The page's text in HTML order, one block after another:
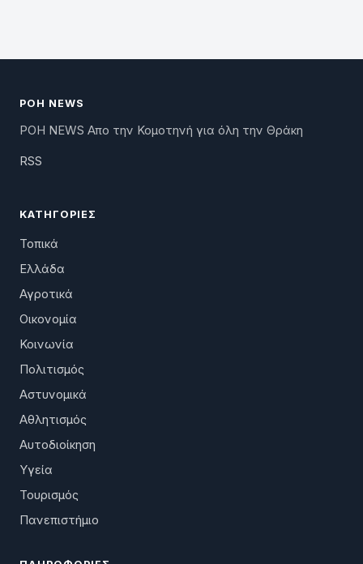
ΡΟΗ NEWS
ΡΟΗ NEWS Απο την Κομοτηνή για όλη την Θράκη
RSS
ΚΑΤΗΓΟΡΊΕΣ
Τοπικά
Ελλάδα
Αγροτικά
Οικονομία
Κοινωνία
Πολιτισμός
Αστυνομικά
Αθλητισμός
Αυτοδιοίκηση
Υγεία
Τουρισμός
Πανεπιστήμιο